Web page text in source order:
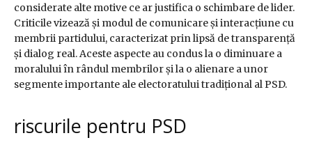
considerate alte motive ce ar justifica o schimbare de lider.
Criticile vizează și modul de comunicare și interacțiune cu
membrii partidului, caracterizat prin lipsă de transparență
și dialog real. Aceste aspecte au condus la o diminuare a
moralului în rândul membrilor și la o alienare a unor
segmente importante ale electoratului tradițional al PSD.
riscurile pentru PSD